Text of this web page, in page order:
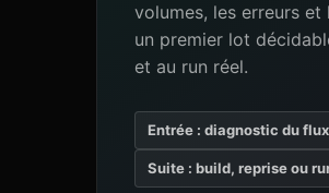
volumes, les erreurs
un premier lot
et au run réel.
Entrée : diagnostic du flux
Suite : build, reprise ou